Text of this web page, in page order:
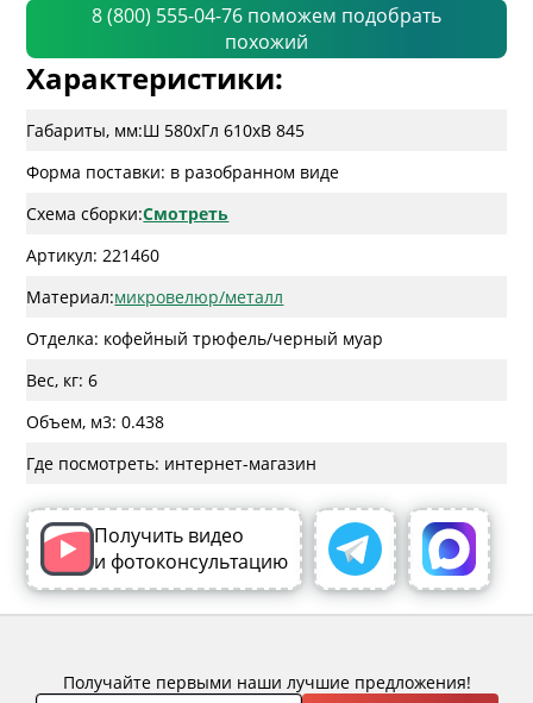
8 (800) 555-04-76 поможем подобрать
похожий
Характеристики:
Габариты, мм:Ш 580xГл 610xВ 845
Форма поставки: в разобранном виде
Схема сборки:Смотреть
Артикул: 221460
Материал:микровелюр/металл
Отделка: кофейный трюфель/черный муар
Вес, кг: 6
Объем, м3: 0.438
Где посмотреть: интернет-магазин
Получить видео
и фотоконсультацию
Получайте первыми наши лучшие предложения!